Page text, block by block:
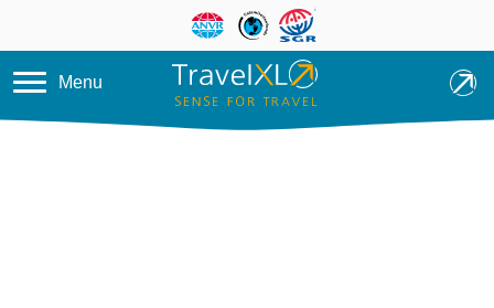
Overslaan en naar de inhoud
Menu